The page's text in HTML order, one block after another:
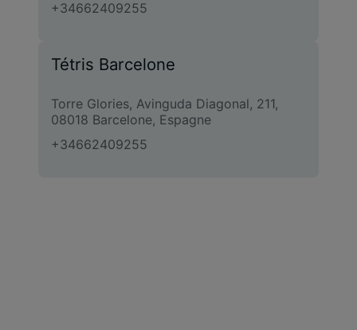
+34662409255
Tétris Barcelone
Torre Glories, Avinguda Diagonal, 211,
08018 Barcelone, Espagne
+34662409255